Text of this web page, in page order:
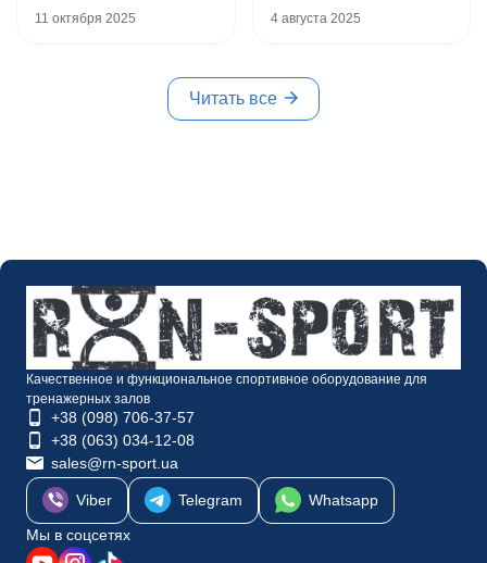
Я согласился, ничего
сегодня. Решил взвесить
и напольными весами.
11 октября 2025
ширина для рук? - типу
4 августа 2025
Читать все
Качественное и функциональное спортивное оборудование для
тренажерных залов
+38 (098) 706-37-57
+38 (063) 034-12-08
sales@rn-sport.ua
Viber Telegram
Whatsapp
Мы в соцсетях